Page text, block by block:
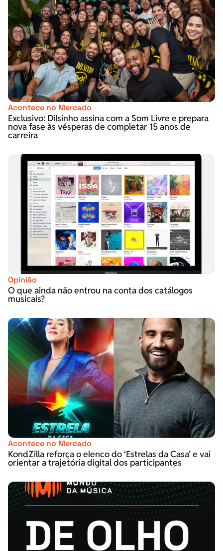
Acontece no Mercado
Exclusivo: Dilsinho assina com a Som Livre e prepara
nova fase às vésperas de completar 15 anos de
carreira
Opinião
O que ainda não entrou na conta dos catálogos
musicais?
Acontece no Mercado
KondZilla reforça o elenco do ‘Estrelas da Casa’ e vai
orientar a trajetória digital dos participantes